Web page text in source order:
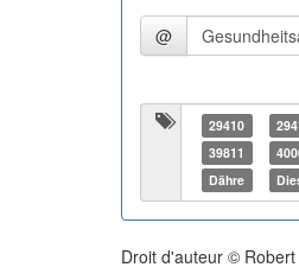
@
29410
39811
Dähre
Droit d'auteur ©